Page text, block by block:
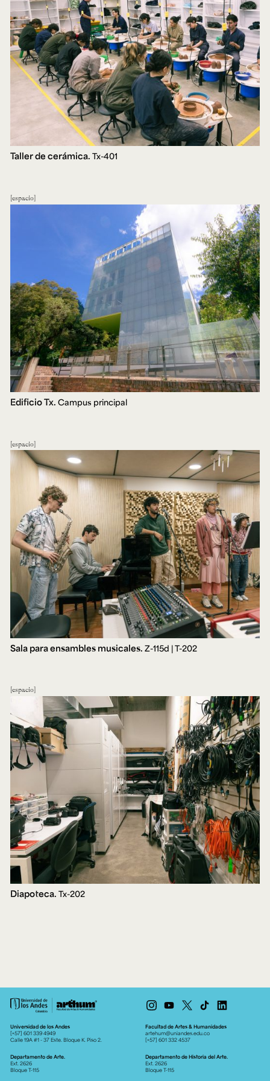
Taller de cerámica. Tx-401
espacio
Edificio Tx. Campus principal
espacio
Sala para ensambles musicales. Z-115d | T-202
espacio
Diapoteca. Tx-202
Universidad de los Andes
[+57] 601 339 4949
Calle 19A #1 - 37 Este. Bloque K. Piso 2.
Facultad de Artes & Humanidades
artehum@uniandes.edu.co
[+57] 601 332 4537
Departamento de Arte.
Ext. 2626
Bloque T-115
Departamento de Historia del Arte.
Ext. 2626
Bloque T-115